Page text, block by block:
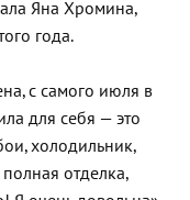
Яна Хромина,
года.
с самого июля в
для себя — это
холодильник,
отделка,